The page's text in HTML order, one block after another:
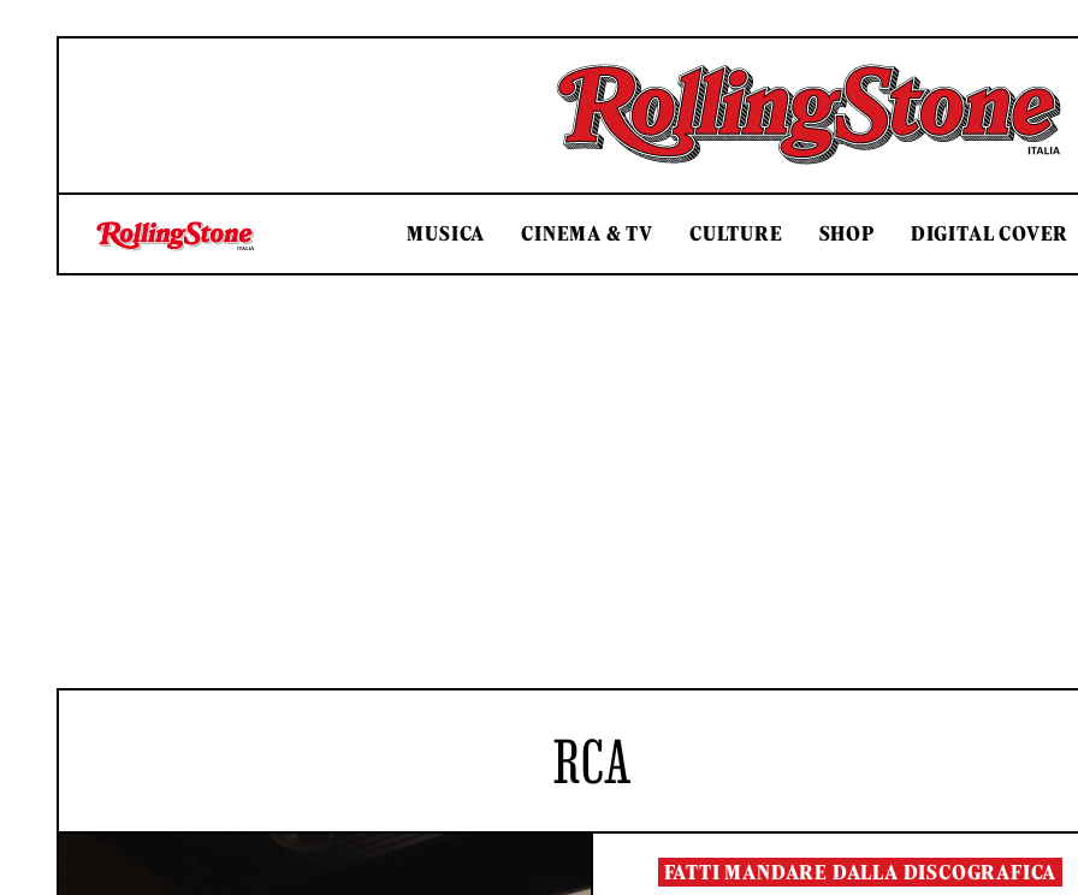
Rolling Stone Italia
MUSICA CINEMA & TV CULTURE SHOP DIGITAL COVER
RCA
FATTI MANDARE DALLA DISCOGRAFICA